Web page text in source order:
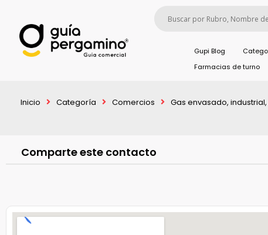
Gupi Blog
Farmacias de turno
Inicio Categoría Comercios Gas envasado,
Comparte este contacto